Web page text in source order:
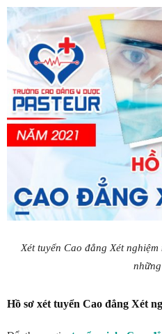
Xét tuyển Cao đẳng Xét
Hồ sơ xét tuyển Cao đẳng Xét